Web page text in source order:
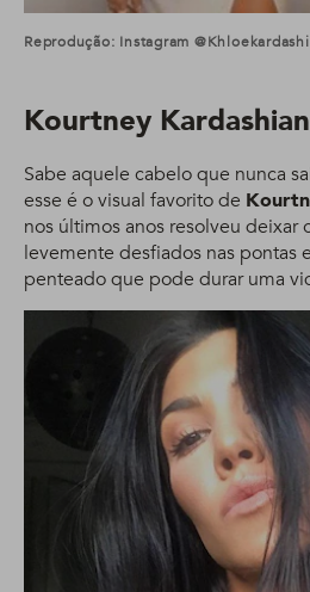
Reprodução: Instagram
Kourtney
Sabe aquele cabelo que nunca
esse é o visual favorito de
nos últimos anos resolveu deixar
levemente desfiados nas pontas
penteado que pode durar uma